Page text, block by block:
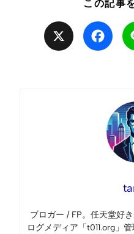
この記事
ブロガー / FP。任天堂好
ログメディア「t011.org」